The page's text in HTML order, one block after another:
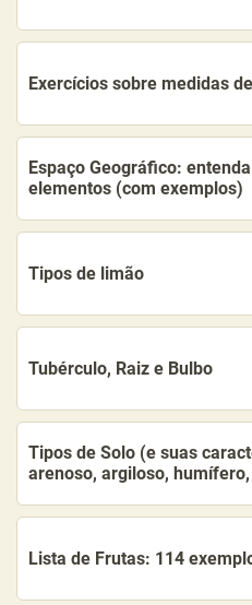
Exercícios sobre medidas
Espaço Geográfico:
elementos (com exemplos)
Tipos de limão
Tubérculo, Raiz e Bulbo
Tipos de Solo (e suas
arenoso, argiloso,
Lista de Frutas: 114